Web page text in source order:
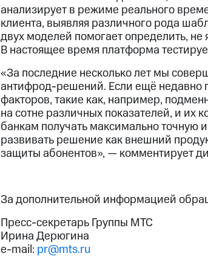
анализирует в режиме реального
клиента, выявляя различного рода
двух моделей помогает определить,
В настоящее время платформа
«За последние несколько лет мы
антифрод-решений. Если ещё недавно
факторов, такие как, например,
на сотне различных показателей, и их
банкам получать максимально
развивать решение как внешний
защиты абонентов», — комментирует
За дополнительной информацией
Пресс-секретарь Группы МТС
Ирина Дерюгина
e-mail: pr@mts.ru